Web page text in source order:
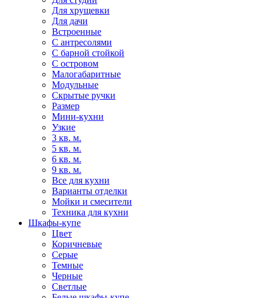
Для хрущевки
Для дачи
Встроенные
С антресолями
С барной стойкой
С островом
Малогабаритные
Модульные
Скрытые ручки
Размер
Мини-кухни
Узкие
3 кв. м.
5 кв. м.
6 кв. м.
9 кв. м.
Все для кухни
Варианты отделки
Мойки и смесители
Техника для кухни
Шкафы-купе
Цвет
Коричневые
Серые
Темные
Черные
Светлые